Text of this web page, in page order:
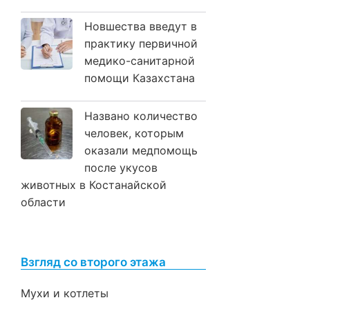
Новшества введут в
практику первичной
медико-санитарной
помощи Казахстана
Названо количество
человек, которым
оказали медпомощь
после укусов
животных в Костанайской
области
Взгляд со второго этажа
Мухи и котлеты